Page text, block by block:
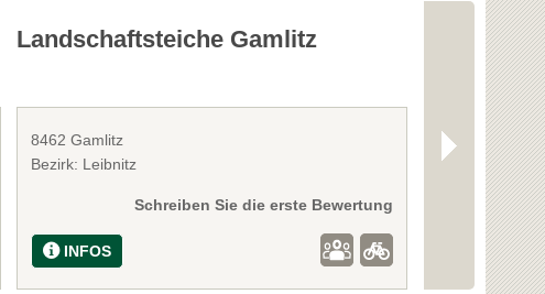
Landschaftsteiche Gamlitz
8462 Gamlitz
Bezirk: Leibnitz
Schreiben Sie die erste Bewertung
INFOS
Bergbad
8461 Retznei
Bezirk: Leibnitz
INFOS